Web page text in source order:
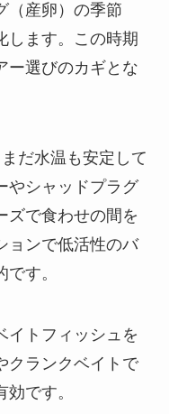
（産卵）の季節
します。この時期
ー選びのカギとな
だ水温も安定して
やシャッドプラグ
ズで食わせの間を
ョンで低活性のバ
す。
イトフィッシュを
クランクベイトで
です。